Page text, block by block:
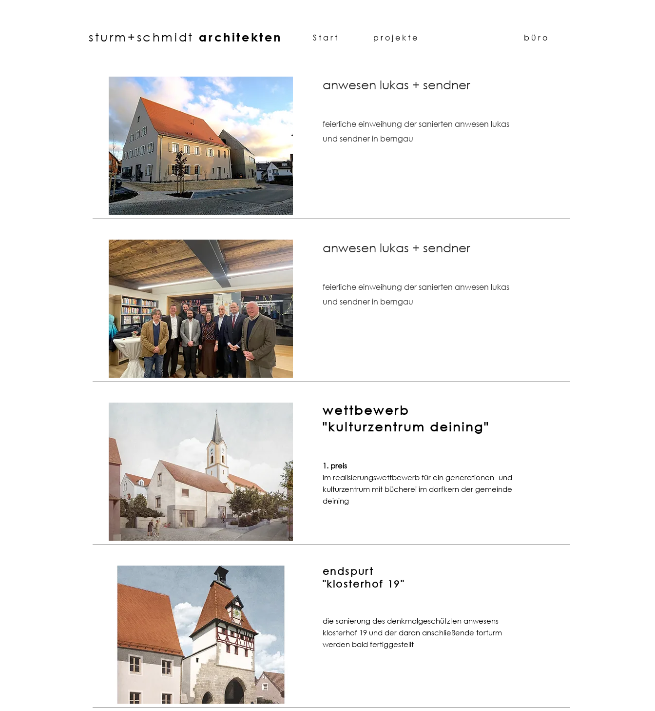
sturm+schmidt architekten S t a r t p r o j e k t e b ü r o
anwesen lukas + sendner
feierliche einweihung der sanierten anwesen lukas
und sendner in berngau
anwesen lukas + sendner
feierliche einweihung der sanierten anwesen lukas
und sendner in berngau
wettbewerb
"kulturzentrum deining"
1. preis
im realisierungswettbewerb für ein generationen- und
kulturzentrum mit bücherei im dorfkern der gemeinde
deining
endspurt
"klosterhof 19"
die sanierung des denkmalgeschützten anwesens
klosterhof 19 und der daran anschließende torturm
werden bald fertiggestellt